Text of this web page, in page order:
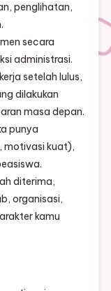
penglihatan,
secara
administrasi.
setelah lulus,
dilakukan
masa depan.
punya
motivasi kuat),
diterima,
organisasi,
kamu